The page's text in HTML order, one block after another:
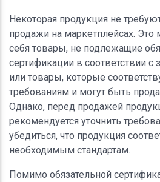
Некоторая продукция не
продажи на маркетплейсах.
себя товары, не подлежащие
сертификации в соответствии с
или товары, которые
требованиям и могут быть
Однако, перед продажей
рекомендуется уточнить
убедиться, что продукция
необходимым стандартам.
Помимо обязательной